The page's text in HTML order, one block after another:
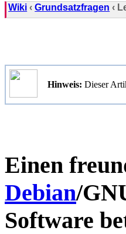
Wiki ‹Grundsatzfragen ‹
Hinweis: Dieser
Einen
Debian/
Software